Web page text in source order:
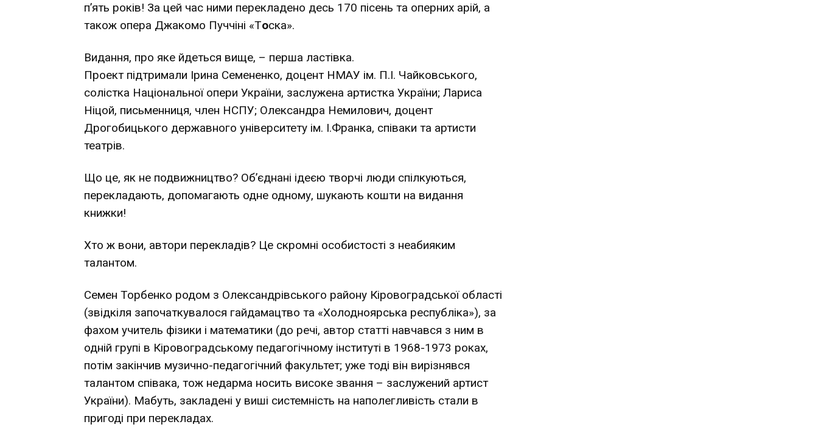
п’ять років! За цей час ними перекладено десь 170 пісень та оперних арій, а
також опера Джакомо Пуччіні «Тоска».
Видання, про яке йдеться вище, – перша ластівка.
Проект підтримали Ірина Семененко, доцент НМАУ ім. П.І. Чайковського,
солістка Національної опери України, заслужена артистка України; Лариса
Ніцой, письменниця, член НСПУ; Олександра Немилович, доцент
Дрогобицького державного університету ім. І.Франка, співаки та артисти
театрів.
Що це, як не подвижництво? Об’єднані ідеєю творчі люди спілкуються,
перекладають, допомагають одне одному, шукають кошти на видання
книжки!
Хто ж вони, автори перекладів? Це скромні особистості з неабияким
талантом.
Семен Торбенко родом з Олександрівського району Кіровоградської області
(звідкіля започаткувалося гайдамацтво та «Холодноярська республіка»), за
фахом учитель фізики і математики (до речі, автор статті навчався з ним в
одній групі в Кіровоградському педагогічному інституті в 1968-1973 роках,
потім закінчив музично-педагогічний факультет; уже тоді він вирізнявся
талантом співака, тож недарма носить високе звання – заслужений артист
України). Мабуть, закладені у виші системність на наполегливість стали в
пригоді при перекладах.